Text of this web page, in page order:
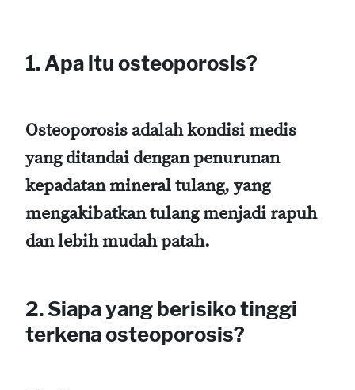
1. Apa itu osteoporosis?
Osteoporosis adalah kondisi medis
yang ditandai dengan penurunan
kepadatan mineral tulang, yang
mengakibatkan tulang menjadi rapuh
dan lebih mudah patah.
2. Siapa yang berisiko tinggi
terkena osteoporosis?